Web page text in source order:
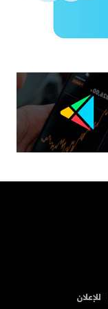
للإعلان